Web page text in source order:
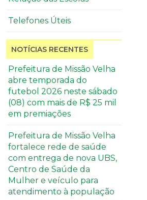
Telefones Úteis
NOTÍCIAS RECENTES
Prefeitura de Missão Velha
abre temporada do
futebol 2026 neste sábado
(08) com mais de R$ 25 mil
em premiações
Prefeitura de Missão Velha
fortalece rede de saúde
com entrega de nova UBS,
Centro de Saúde da
Mulher e veículo para
atendimento à população